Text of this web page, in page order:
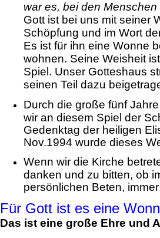
war es, bei den
Gott ist bei uns mit seiner
Schöpfung und im Wort
Es ist für ihn eine Wonne
wohnen. Seine Weisheit
Spiel. Unser Gotteshaus
seinen Teil dazu
Durch die große fünf
wir an diesem Spiel der
Gedenktag der heiligen
Nov.1994 wurde dieses
Wenn wir die Kirche
danken und zu bitten, ob
persönlichen Beten,
Für Gott ist es eine
Das ist eine große Ehre und